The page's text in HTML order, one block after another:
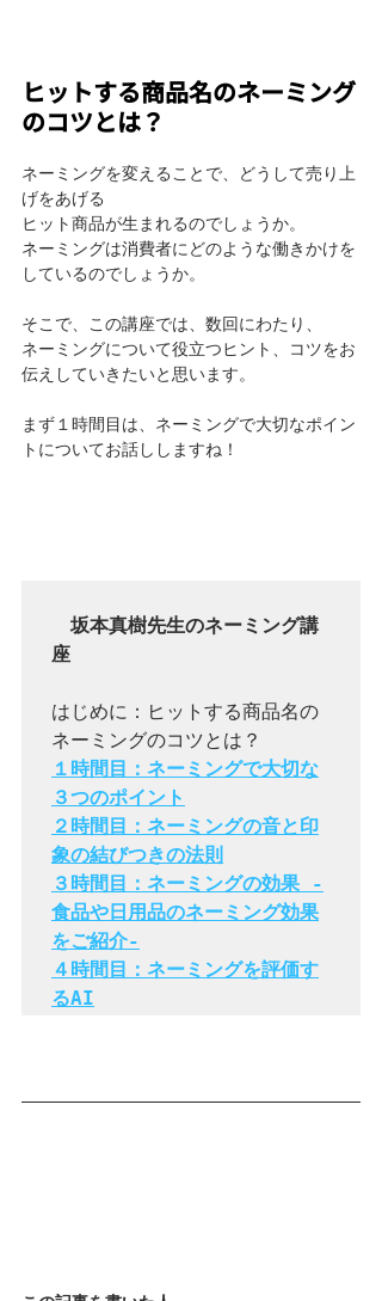
ヒットする商品名のネーミング
のコツとは？
ネーミングを変えることで、どうして売り上
げをあげる
ヒット商品が生まれるのでしょうか。
ネーミングは消費者にどのような働きかけを
しているのでしょうか。
そこで、この講座では、数回にわたり、
ネーミングについて役立つヒント、コツをお
伝えしていきたいと思います。
まず１時間目は、ネーミングで大切なポイン
トについてお話ししますね！
坂本真樹先生のネーミング講
座
はじめに：ヒットする商品名の
１時間目：ネーミングで大切な
３つのポイント
２時間目：ネーミングの音と印
象の結びつきの法則
３時間目：ネーミングの効果 -
食品や日用品のネーミング効果
をご紹介-
４時間目：ネーミングを評価す
るAI